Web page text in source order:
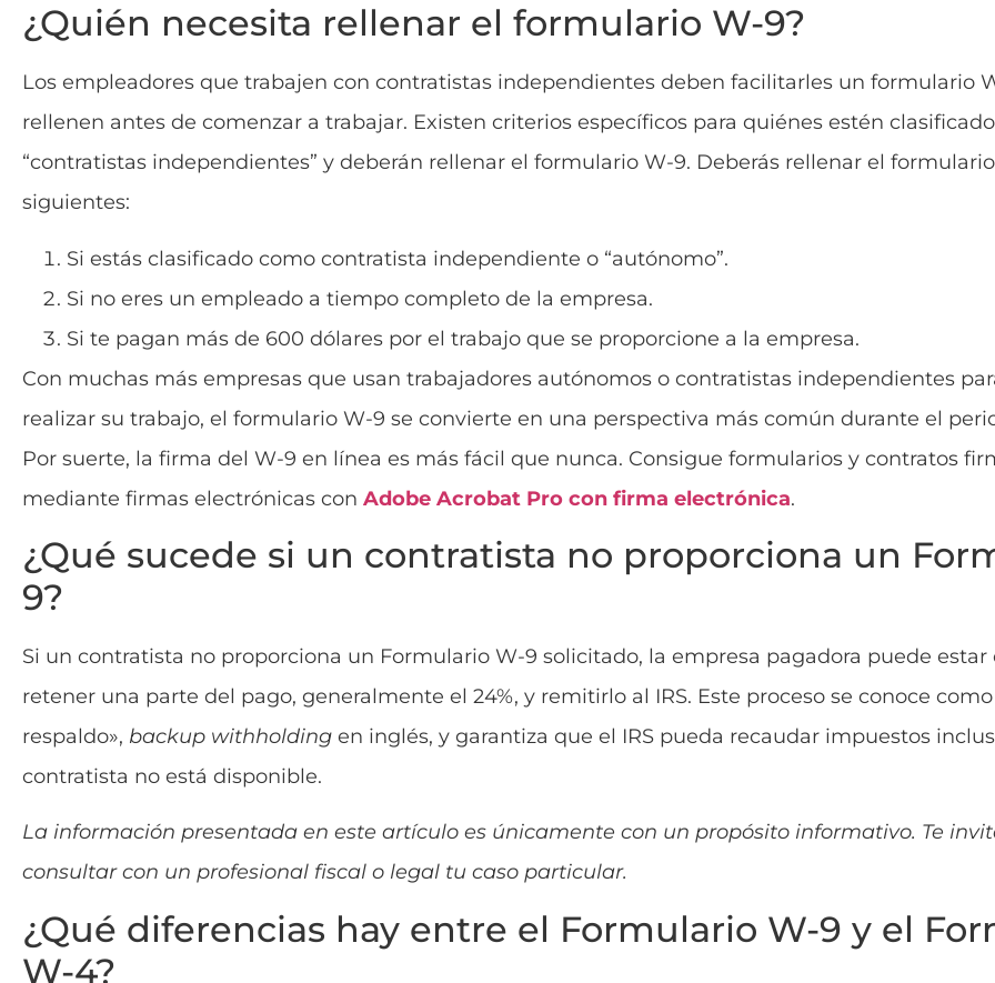
¿Quién necesita rellenar el formulario W-9?
Los empleadores que trabajen con contratistas independientes deben facilitarles un formulario
rellenen antes de comenzar a trabajar. Existen criterios específicos para quiénes estén
“contratistas independientes” y deberán rellenar el formulario W-9. Deberás rellenar el
siguientes:
Si estás clasificado como contratista independiente o “autónomo”.
Si no eres un empleado a tiempo completo de la empresa.
Si te pagan más de 600 dólares por el trabajo que se proporcione a la empresa.
Con muchas más empresas que usan trabajadores autónomos o contratistas independientes
realizar su trabajo, el formulario W-9 se convierte en una perspectiva más común durante el
Por suerte, la firma del W-9 en línea es más fácil que nunca. Consigue formularios y contratos
mediante firmas electrónicas con Adobe Acrobat Pro con firma electrónica.
¿Qué sucede si un contratista no proporciona un
9?
Si un contratista no proporciona un Formulario W-9 solicitado, la empresa pagadora puede estar
retener una parte del pago, generalmente el 24%, y remitirlo al IRS. Este proceso se conoce
respaldo», backup withholding en inglés, y garantiza que el IRS pueda recaudar impuestos
contratista no está disponible.
La información presentada en este artículo es únicamente con un propósito informativo. Te
consultar con un profesional fiscal o legal tu caso particular.
¿Qué diferencias hay entre el Formulario W-9 y el
W-4?